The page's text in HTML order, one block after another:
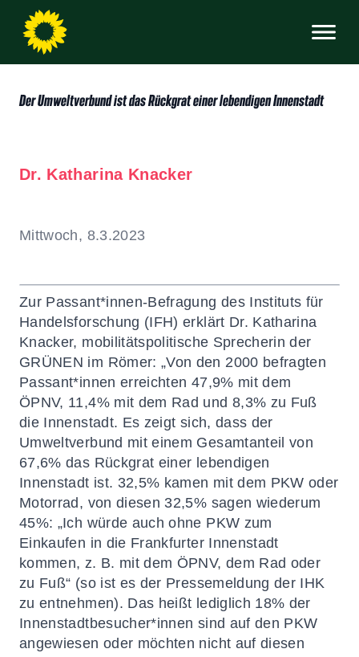
Der Umweltverbund ist das Rückgrat einer lebendigen Innenstadt
Dr. Katharina Knacker
Mittwoch, 8.3.2023
Zur Passant*innen-Befragung des Instituts für
Handelsforschung (IFH) erklärt Dr. Katharina
Knacker, mobilitätspolitische Sprecherin der
GRÜNEN im Römer: „Von den 2000 befragten
Passant*innen erreichten 47,9% mit dem
ÖPNV, 11,4% mit dem Rad und 8,3% zu Fuß
die Innenstadt. Es zeigt sich, dass der
Umweltverbund mit einem Gesamtanteil von
67,6% das Rückgrat einer lebendigen
Innenstadt ist. 32,5% kamen mit dem PKW oder
Motorrad, von diesen 32,5% sagen wiederum
45%: „Ich würde auch ohne PKW zum
Einkaufen in die Frankfurter Innenstadt
kommen, z. B. mit dem ÖPNV, dem Rad oder
zu Fuß“ (so ist es der Pressemeldung der IHK
zu entnehmen). Das heißt lediglich 18% der
Innenstadtbesucher*innen sind auf den PKW
angewiesen oder möchten nicht auf diesen